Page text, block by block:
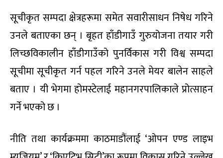
सूचीकृत सम्पदा क्षेत्रहरूमा समेत सवारीसाधन निषेध गरिने
उनले बताएका छन् । बृहत हाँडीगाउँ गुरुयोजना तयार गरी
लिच्छविकालीन हाँडीगाउँको पुनर्विकास गरी विश्व सम्पदा
सूचीमा सूचीकृत गर्न पहल गरिने उनले मेयर बालेन साहले
बताए । यी भेगमा होमस्टेलाई महानगरपालिकाले प्रोत्साहन
गर्ने भएको छ ।
नीति तथा कार्यक्रममा काठमाडौंलाई ‘ओपन एण्ड लाइभ